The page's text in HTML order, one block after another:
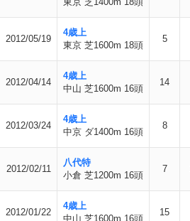
2012/05/19
4歳上
東京 芝1600m 18頭
5
2012/04/14
4歳上
中山 芝1600m 16頭
14
2012/03/24
4歳上
中京 ダ1400m 16頭
8
2012/02/11
八代特
小倉 芝1200m 16頭
7
2012/01/22
4歳上
中山 芝1600m 16頭
15